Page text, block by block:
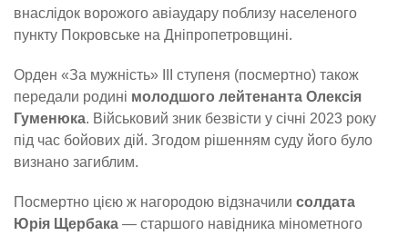
внаслідок ворожого авіаудару поблизу населеного
пункту Покровське на Дніпропетровщині.
Орден «За мужність» ІІІ ступеня (посмертно) також
передали родині молодшого лейтенанта Олексія
Гуменюка. Військовий зник безвісти у січні 2023 року
під час бойових дій. Згодом рішенням суду його було
визнано загиблим.
Посмертно цією ж нагородою відзначили солдата
Юрія Щербака — старшого навідника мінометного